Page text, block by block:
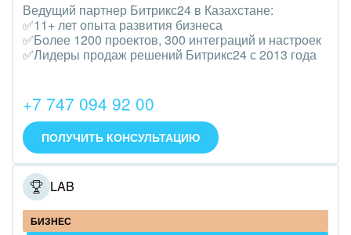
комплексов
Инвестиционный бизнес
IT, Интернет
Консалтинговые и управленческие услуги
Культурные события, спорт, шоу-бизнес
Логистика
Ведущий партнер Битрикс24 в Казахстане:
✅11+ лет опыта развития бизнеса
✅Более 1200 проектов, 300 интеграций и настроек
✅Лидеры продаж решений Битрикс24 с 2013 года
+7 747 094 92 00
ПОЛУЧИТЬ КОНСУЛЬТАЦИЮ
ONELAB
БИЗНЕС